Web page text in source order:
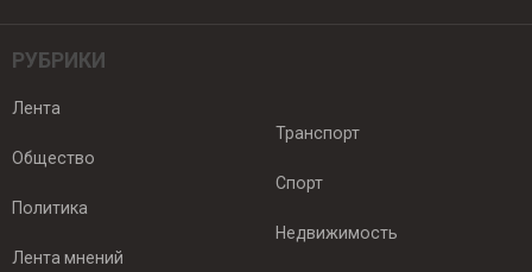
РУБРИКИ
Лента
Общество
Политика
Лента мнений
Транспорт
Спорт
Недвижимость